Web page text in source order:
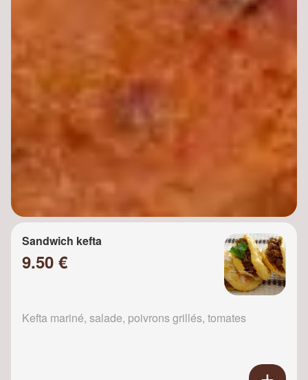
Sandwich kefta
9.50 €
Kefta mariné, salade, poivrons grillés, tomates